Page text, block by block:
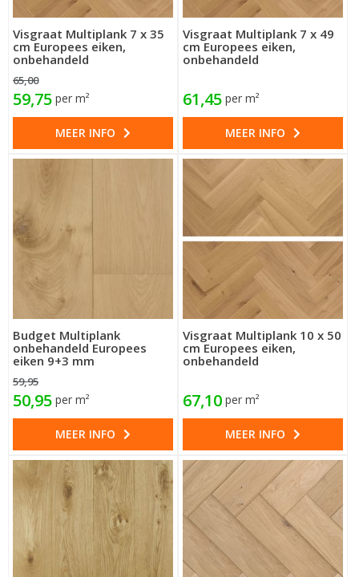
Visgraat Multiplank 7 x 35
cm Europees eiken,
onbehandeld
65,00
59,75 per m²
MEER INFO
Visgraat Multiplank 7 x 49
cm Europees eiken,
onbehandeld
61,45 per m²
MEER INFO
Budget Multiplank
onbehandeld Europees
eiken 9+3 mm
59,95
50,95 per m²
MEER INFO
Visgraat Multiplank 10 x 50
cm Europees eiken,
onbehandeld
67,10 per m²
MEER INFO